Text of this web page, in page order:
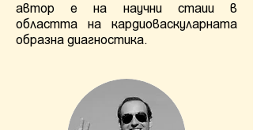
автор е на научни стаии в
областта на кардиоваскуларната
образна диагностика.